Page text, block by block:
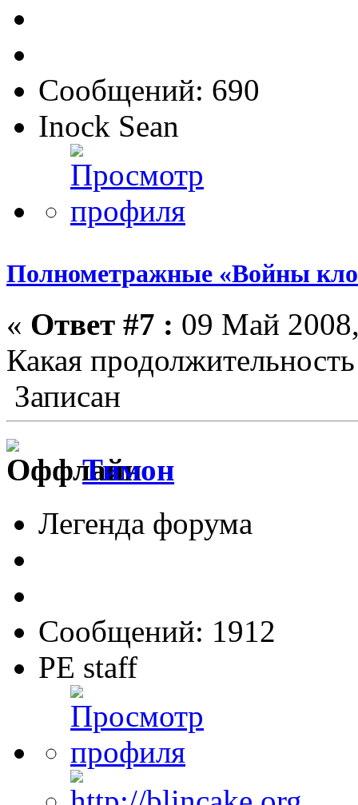
Сообщений: 690
Inock Sean
Полнометражные «Войны
« Ответ #7 : 09 Май
Какая
Записан
Тимон
Легенда форума
Сообщений: 1912
PE staff